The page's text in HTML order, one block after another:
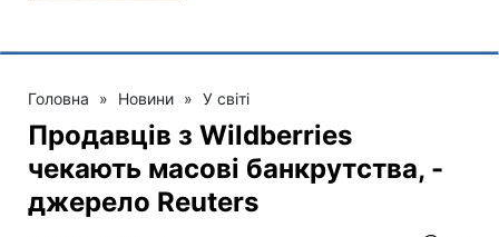
Головна » Новини » У світі
Продавців з Wildberries
чекають масові банкрутства, -
джерело Reuters